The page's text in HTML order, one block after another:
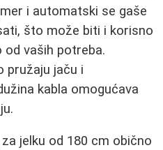
i automatski se gaše
što može biti i korisno
od vaših potreba.
pružaju jaču i
kabla omogućava
jelku od 180 cm obično